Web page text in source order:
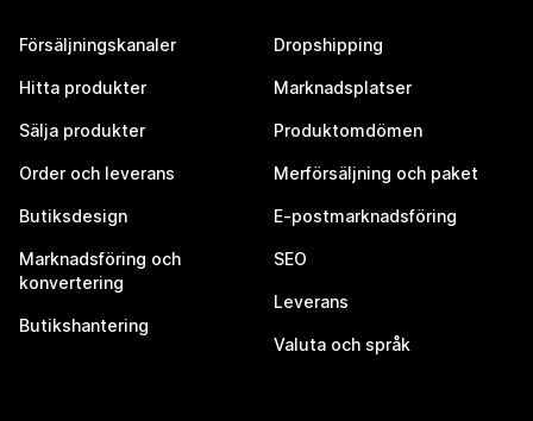
Försäljningskanaler
Hitta produkter
Sälja produkter
Order och leverans
Butiksdesign
Marknadsföring och
konvertering
Butikshantering
Dropshipping
Marknadsplatser
Produktomdömen
Merförsäljning och paket
E-postmarknadsföring
SEO
Leverans
Valuta och språk